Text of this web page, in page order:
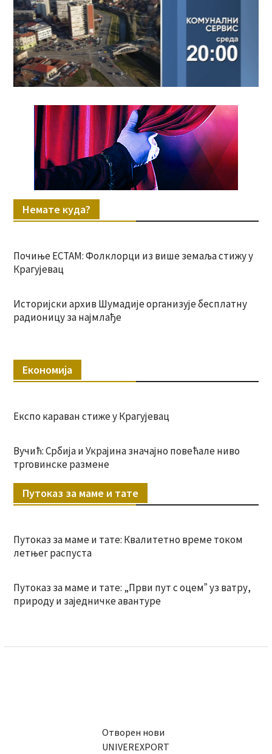
Немате куда?
Почиње ЕСТАМ: Фолклорци из више земаља стижу у
Крагујевац
Историјски архив Шумадије организује бесплатну
радионицу за најмлађе
Економија
Експо караван стиже у Крагујевац
Вучић: Србија и Украјина значајно повећале ниво
трговинске размене
Путоказ за маме и тате
Путоказ за маме и тате: Квалитетно време током
летњег распуста
Путоказ за маме и тате: „Први пут с оцемˮ уз ватру,
природу и заједничке авантуре
Отворен нови
UNIVEREXPORT